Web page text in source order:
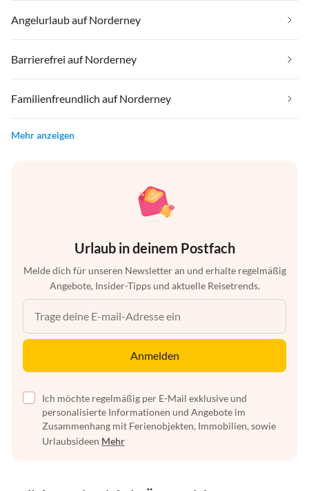
Angelurlaub auf Norderney
Barrierefrei auf Norderney
Familienfreundlich auf Norderney
Mehr anzeigen
Urlaub in deinem Postfach
Melde dich für unseren Newsletter an und erhalte regelmäßig
Angebote, Insider-Tipps und aktuelle Reisetrends.
Anmelden
Ich möchte regelmäßig per E-Mail exklusive und
personalisierte Informationen und Angebote im
Zusammenhang mit Ferienobjekten, Immobilien, sowie
Urlaubsideen Mehr